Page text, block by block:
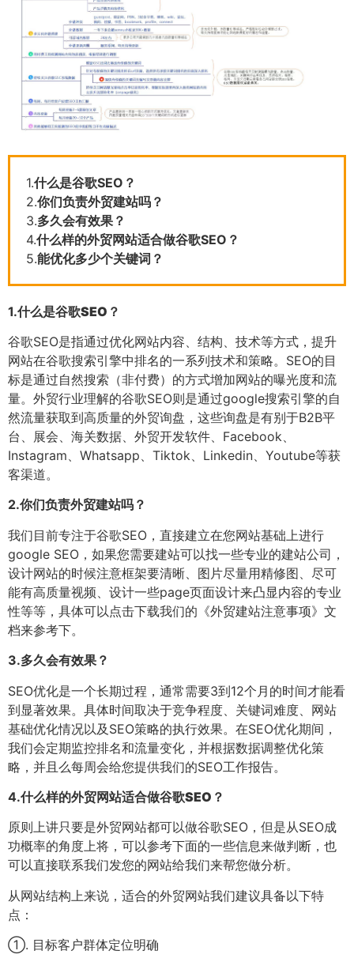
1.什么是谷歌SEO？
2.你们负责外贸建站吗？
3.多久会有效果？
4.什么样的外贸网站适合做谷歌SEO？
5.能优化多少个关键词？
1.什么是谷歌SEO？
谷歌SEO是指通过优化网站内容、结构、技术等方式，提升
网站在谷歌搜索引擎中排名的一系列技术和策略。SEO的目
标是通过自然搜索（非付费）的方式增加网站的曝光度和流
量。外贸行业理解的谷歌SEO则是通过google搜索引擎的自
然流量获取到高质量的外贸询盘，这些询盘是有别于B2B平
台、展会、海关数据、外贸开发软件、Facebook、
Instagram、Whatsapp、Tiktok、Linkedin、Youtube等获
客渠道。
2.你们负责外贸建站吗？
我们目前专注于谷歌SEO，直接建立在您网站基础上进行
google SEO，如果您需要建站可以找一些专业的建站公司，
设计网站的时候注意框架要清晰、图片尽量用精修图、尽可
能有高质量视频、设计一些page页面设计来凸显内容的专业
性等等，具体可以点击下载我们的《外贸建站注意事项》文
档来参考下。
3.多久会有效果？
SEO优化是一个长期过程，通常需要3到12个月的时间才能看
到显著效果。具体时间取决于竞争程度、关键词难度、网站
基础优化情况以及SEO策略的执行效果。在SEO优化期间，
我们会定期监控排名和流量变化，并根据数据调整优化策
略，并且么每周会给您提供我们的SEO工作报告。
4.什么样的外贸网站适合做谷歌SEO？
原则上讲只要是外贸网站都可以做谷歌SEO，但是从SEO成
功概率的角度上将，可以参考下面的一些信息来做判断，也
可以直接联系我们发您的网站给我们来帮您做分析。
从网站结构上来说，适合的外贸网站我们建议具备以下特
点：
①. 目标客户群体定位明确